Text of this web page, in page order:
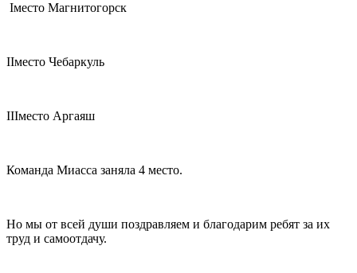
Iместо Магнитогорск
IIместо Чебаркуль
IIIместо Аргаяш
Команда Миасса заняла 4 место.
Но мы от всей души поздравляем и благодарим ребят за их
труд и самоотдачу.